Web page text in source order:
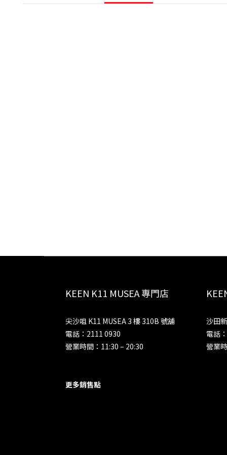
KEEN K11 MUSEA 專門店
尖沙咀 K11 MUSEA 3 樓 310B 號舖
電話：2111 0930
營業時間：11:30 – 20:30
更多銷售點
沙田
電話
營業